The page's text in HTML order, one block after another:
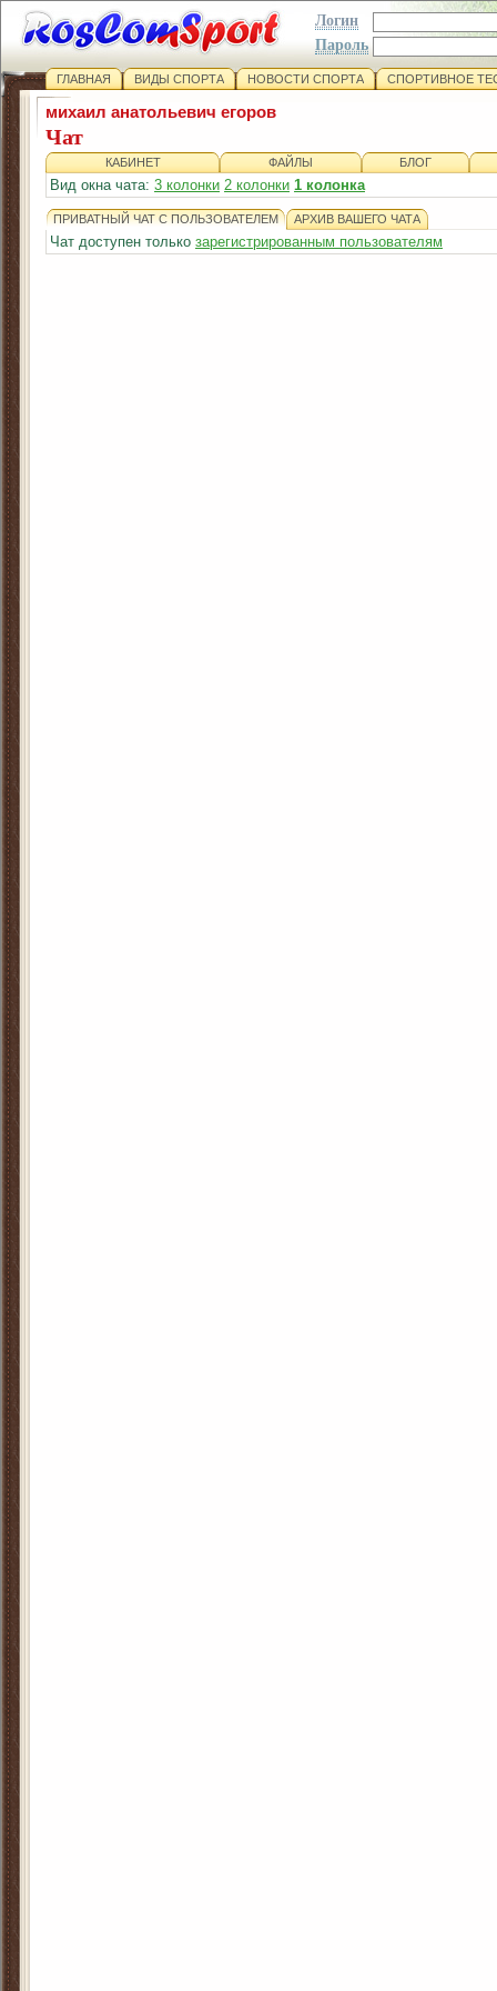
Логин
Пароль
ГЛАВНАЯ ВИДЫ СПОРТА НОВОСТИ СПОРТА СПОРТИВНОЕ
михаил анатольевич егоров
Чат
КАБИНЕТ ФАЙЛЫ БЛОГ
Вид окна чата: 3 колонки 2 колонки 1 колонка
ПРИВАТНЫЙ ЧАТ С ПОЛЬЗОВАТЕЛЕМ АРХИВ ВАШЕГО ЧАТА
Чат доступен только зарегистрированным пользователям